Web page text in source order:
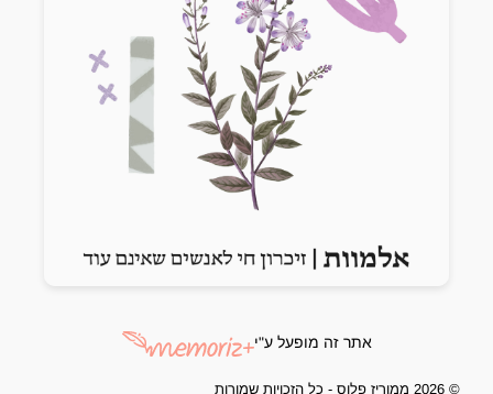
אתר זה מופעל ע"י
© 2026 ממוריז פלוס - כל הזכויות שמורות